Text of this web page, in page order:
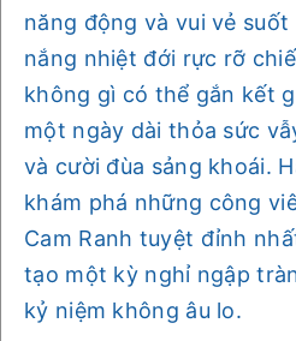
năng động và vui vẻ suốt
nắng nhiệt đới rực rỡ
không gì có thể gắn kết
một ngày dài thỏa sức
và cười đùa sảng khoái.
khám phá những công
Cam Ranh tuyệt đỉnh
tạo một kỳ nghỉ ngập
kỷ niệm không âu lo.